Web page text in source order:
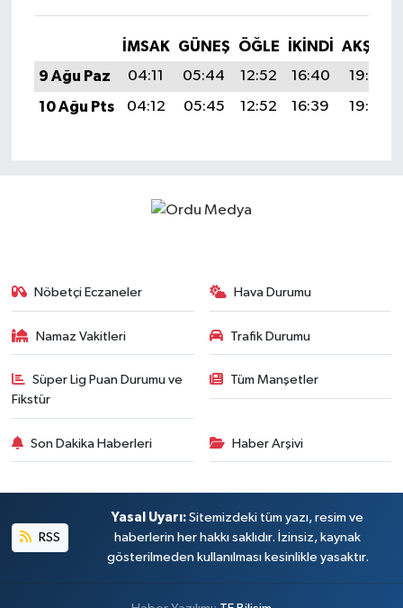
İMSAK GÜNEŞ ÖĞLE İKINDI
AKŞAM
9 Ağu Paz
04:11 05:44 12:52 16:40
19:50
10 Ağu Pts
04:12 05:45 12:52 16:39 19:49
Nöbetçi Eczaneler Hava Durumu
Namaz Vakitleri Trafik Durumu
Süper Lig Puan Durumu ve
Fikstür
Tüm Manşetler
Son Dakika Haberleri Haber Arşivi
RSS
Yasal Uyarı: Sitemizdeki tüm yazı, resim ve
haberlerin her hakkı saklıdır. İzinsiz, kaynak
gösterilmeden kullanılması kesinlikle yasaktır.